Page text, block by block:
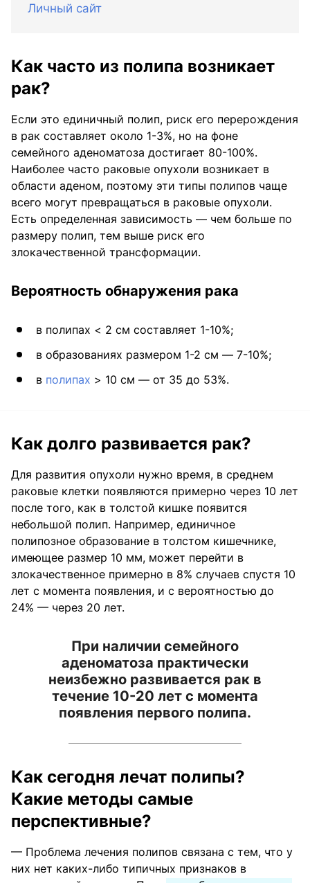
Личный сайт
Как часто из полипа возникает
рак?
Если это единичный полип, риск его перерождения
в рак составляет около 1-3%, но на фоне
семейного аденоматоза достигает 80-100%.
Наиболее часто раковые опухоли возникает в
области аденом, поэтому эти типы полипов чаще
всего могут превращаться в раковые опухоли.
Есть определенная зависимость — чем больше по
размеру полип, тем выше риск его
злокачественной трансформации.
Вероятность обнаружения рака
в полипах < 2 см составляет 1-10%;
в образованиях размером 1-2 см — 7-10%;
в полипах > 10 см — от 35 до 53%.
Как долго развивается рак?
Для развития опухоли нужно время, в среднем
раковые клетки появляются примерно через 10 лет
после того, как в толстой кишке появится
небольшой полип. Например, единичное
полипозное образование в толстом кишечнике,
имеющее размер 10 мм, может перейти в
злокачественное примерно в 8% случаев спустя 10
лет с момента появления, и с вероятностью до
24% — через 20 лет.
При наличии семейного
аденоматоза практически
неизбежно развивается рак в
течение 10-20 лет с момента
появления первого полипа.
Как сегодня лечат полипы?
Какие методы самые
перспективные?
— Проблема лечения полипов связана с тем, что у
них нет каких-либо типичных признаков в